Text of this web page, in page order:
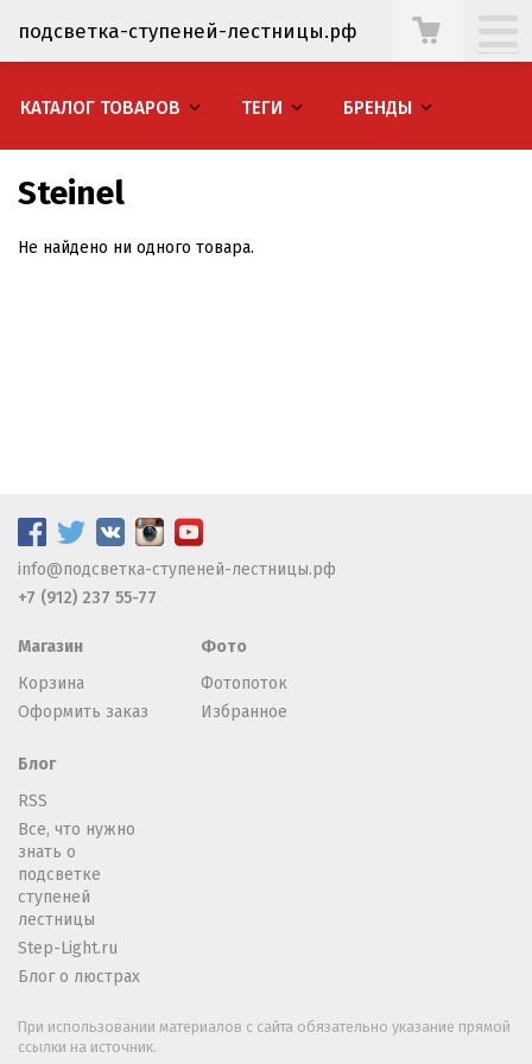
подсветка-ступеней-лестницы.рф
КАТАЛОГ ТОВАРОВ ТЕГИ БРЕНДЫ
Steinel
Не найдено ни одного товара.
info@подсветка-ступеней-лестницы.рф
+7 (912) 237 55-77
Магазин
Корзина
Оформить заказ
Фото
Фотопоток
Избранное
Блог
RSS
Все, что нужно
знать о
подсветке
ступеней
лестницы
Step-Light.ru
Блог о люстрах
При использовании материалов с сайта обязательно указание прямой
ссылки на источник.